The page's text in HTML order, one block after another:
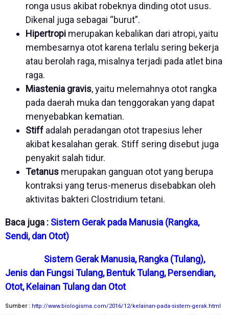
ronga usus akibat robeknya dinding otot usus.
Dikenal juga sebagai “burut”.
Hipertropi merupakan kebalikan dari atropi, yaitu
membesarnya otot karena terlalu sering bekerja
atau berolah raga, misalnya terjadi pada atlet bina
raga.
Miastenia gravis, yaitu melemahnya otot rangka
pada daerah muka dan tenggorakan yang dapat
menyebabkan kematian.
Stiff adalah peradangan otot trapesius leher
akibat kesalahan gerak. Stiff sering disebut juga
penyakit salah tidur.
Tetanus merupakan ganguan otot yang berupa
kontraksi yang terus-menerus disebabkan oleh
aktivitas bakteri Clostridium tetani.
Baca juga : Sistem Gerak pada Manusia (Rangka,
Sendi, dan Otot)
Sistem Gerak Manusia, Rangka (Tulang),
Jenis dan Fungsi Tulang, Bentuk Tulang, Persendian,
Otot, Kelainan Tulang dan Otot
Sumber : http://www.biologisma.com/2016/12/kelainan-pada-sistem-gerak.html